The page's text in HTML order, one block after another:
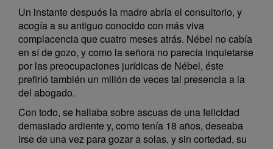
Un instante después la madre abría el consultorio, y
acogía a su antiguo conocido con más viva
complacencia que cuatro meses atrás. Nébel no cabía
en sí de gozo, y como la señora no parecía inquietarse
por las preocupaciones jurídicas de Nébel, éste
prefirió también un millón de veces tal presencia a la
del abogado.
Con todo, se hallaba sobre ascuas de una felicidad
demasiado ardiente y, como tenía 18 años, deseaba
irse de una vez para gozar a solas, y sin cortedad, su